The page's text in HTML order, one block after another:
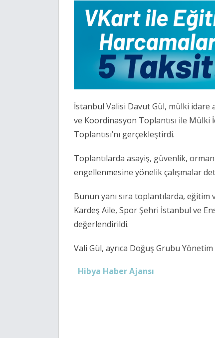
İstanbul Valisi Davut Gül, mülki idare
ve Koordinasyon Toplantısı ile Mülki
Toplantısı’nı gerçekleştirdi.
Toplantılarda asayiş, güvenlik,
engellenmesine yönelik çalışmalar
Bunun yanı sıra toplantılarda,
Kardeş Aile, Spor Şehri İstanbul ve
değerlendirildi.
Vali Gül, ayrıca Doğuş Grubu
Hibya Haber Ajansı